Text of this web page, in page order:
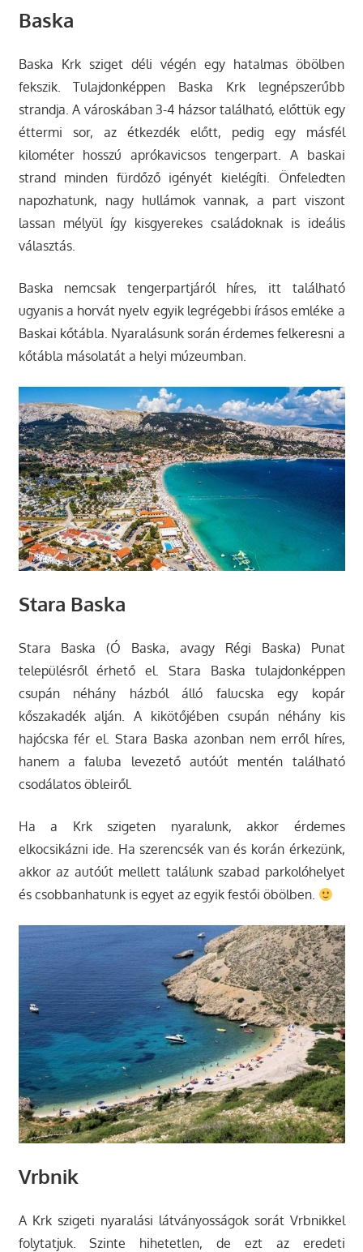
Baska
Baska Krk sziget déli végén egy hatalmas öbölben
fekszik. Tulajdonképpen Baska Krk legnépszerűbb
strandja. A városkában 3-4 házsor található, előttük egy
éttermi sor, az étkezdék előtt, pedig egy másfél
kilométer hosszú aprókavicsos tengerpart. A baskai
strand minden fürdőző igényét kielégíti. Önfeledten
napozhatunk, nagy hullámok vannak, a part viszont
lassan mélyül így kisgyerekes családoknak is ideális
választás.
Baska nemcsak tengerpartjáról híres, itt található
ugyanis a horvát nyelv egyik legrégebbi írásos emléke a
Baskai kőtábla. Nyaralásunk során érdemes felkeresni a
kőtábla másolatát a helyi múzeumban.
Stara Baska
Stara Baska (Ó Baska, avagy Régi Baska) Punat
településről érhető el. Stara Baska tulajdonképpen
csupán néhány házból álló falucska egy kopár
kőszakadék alján. A kikötőjében csupán néhány kis
hajócska fér el. Stara Baska azonban nem erről híres,
hanem a faluba levezető autóút mentén található
csodálatos öbleiről.
Ha a Krk szigeten nyaralunk, akkor érdemes
elkocsikázni ide. Ha szerencsék van és korán érkezünk,
akkor az autóút mellett találunk szabad parkolóhelyet
és csobbanhatunk is egyet az egyik festői öbölben.
Vrbnik
A Krk szigeti nyaralási látványosságok sorát Vrbnikkel
folytatjuk. Szinte hihetetlen, de ezt az eredeti